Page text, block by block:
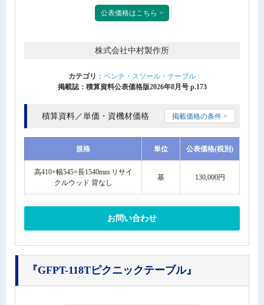
公表価格はこちら >
株式会社中村製作所
カテゴリ ： ベンチ・スツール・テーブル
掲載誌：積算資料公表価格版2026年8月号 p.173
積算資料／単価・資機材価格 掲載価格の条件 >
規格 単位 公表価格(税別)
高410×幅545×長1540mm リサイ
クルウッド 背なし
基 130,000円
お問い合わせ
『GFPT-118Tピクニックテーブル』